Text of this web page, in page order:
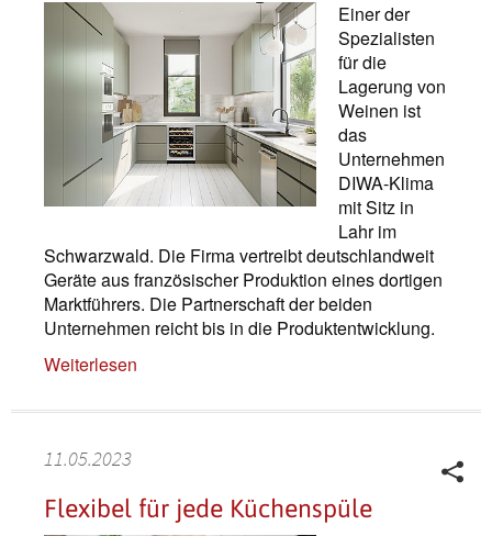
Einer der
Spezialisten
für die
Lagerung von
Weinen ist
das
Unternehmen
DIWA-Klima
mit Sitz in
Lahr im
Schwarzwald. Die Firma vertreibt deutschlandweit
Geräte aus französischer Produktion eines dortigen
Marktführers. Die Partnerschaft der beiden
Unternehmen reicht bis in die Produktentwicklung.
Weiterlesen
11.05.2023
Flexibel für jede Küchenspüle